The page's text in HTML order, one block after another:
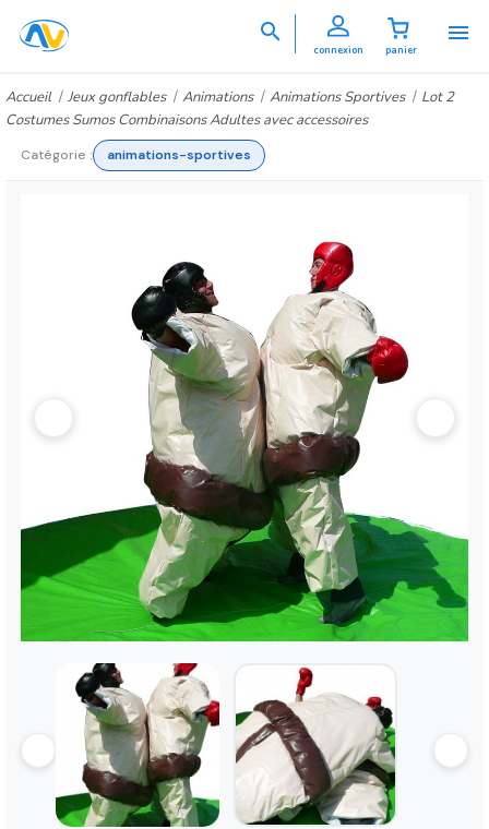

panier
connexion

Accueil Jeux gonflables Animations Animations Sportives
Lot 2
Costumes Sumos Combinaisons Adultes avec accessoires
Catégorie : animations-sportives